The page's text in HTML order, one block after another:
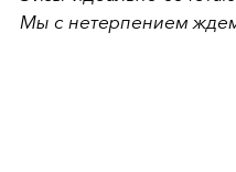
Мы с нетерпением